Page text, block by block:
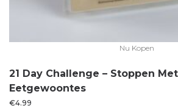
Nu Kopen
21 Day Challenge – Stoppen
Eetgewoontes
€4.99